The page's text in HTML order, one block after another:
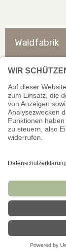
Waldfabrik
So
Rechtliches
Allgemeines
Offizieller
Wir